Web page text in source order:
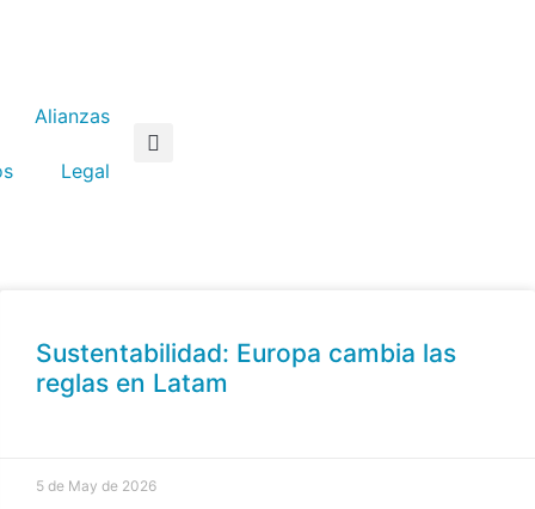
Alianzas
Legal
Sustentabilidad: Europa cambia las
reglas en Latam
5 de May de 2026